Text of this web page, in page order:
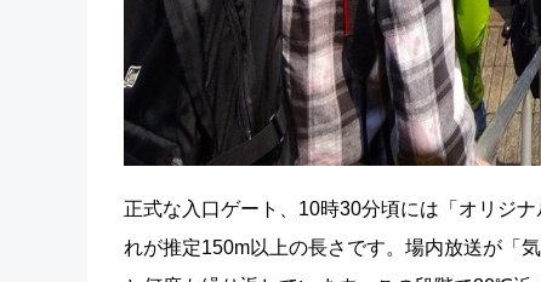
正式な入口ゲート、10時30分頃には「オリジ
れが推定150m以上の長さです。場内放送が「